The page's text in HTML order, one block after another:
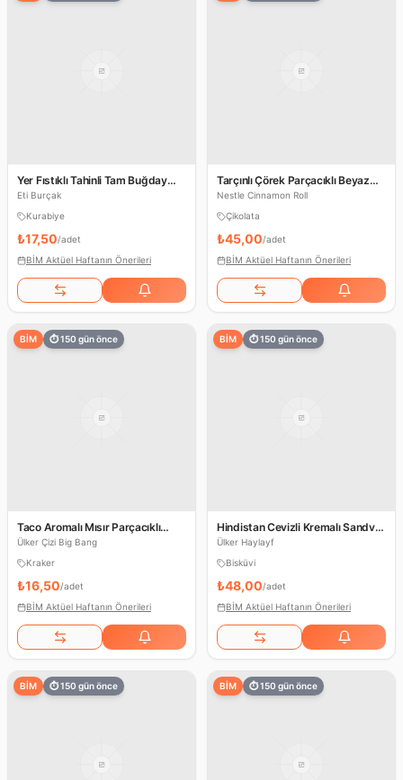
Yer Fıstıklı Tahinli Tam Buğday
Unlu Kurabiye
Eti Burçak
Kurabiye
₺17,50/adet
BİM Aktüel Haftanın Önerileri
Tarçınlı Çörek Parçacıklı Beyaz
Çikolata
Nestle Cinnamon Roll
Çikolata
₺45,00/adet
BİM Aktüel Haftanın Önerileri
BİM ⏱150 gün önce
Taco Aromalı Mısır Parçacıklı
Çubuk Kraker
Ülker Çizi Big Bang
Kraker
₺16,50/adet
BİM Aktüel Haftanın Önerileri
BİM ⏱150 gün önce
Hindistan Cevizli Kremalı Sandviç
Bisküvi
Ülker Haylayf
Bisküvi
₺48,00/adet
BİM Aktüel Haftanın Önerileri
BİM ⏱150 gün önce BİM ⏱150 gün önce